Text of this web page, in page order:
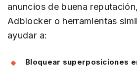
anuncios de buena
Adblocker o herramientas
ayudar a:
Bloquear superposiciones